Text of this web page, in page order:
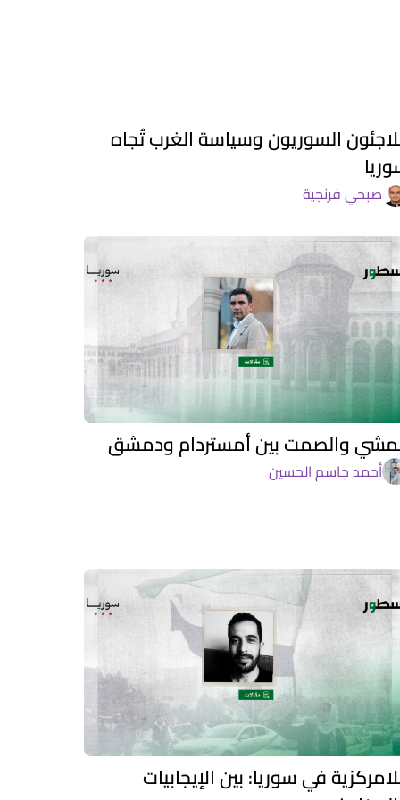
السوريون وسياسة الغرب تُجاه
صبحي فرنجية
والصمت بين أمستردام ودمشق
أحمد جاسم الحسين
في سوريا: بين الإيجابيات